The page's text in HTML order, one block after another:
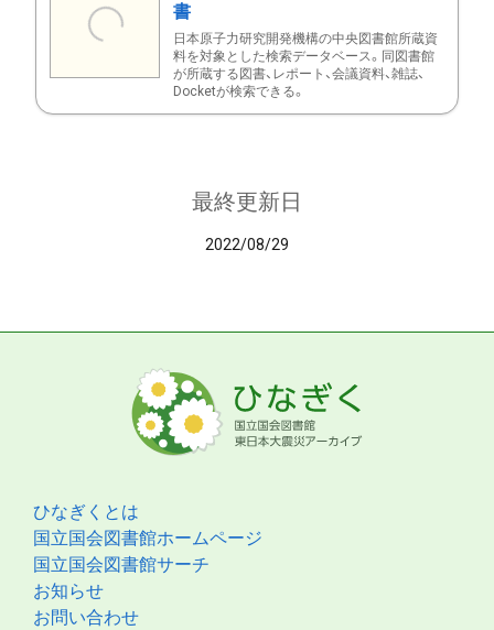
書
日本原子力研究開発機構の中央図書館所蔵資
料を対象とした検索データベース。同図書館
が所蔵する図書、レポート、会議資料、雑誌、
Docketが検索できる。
最終更新日
2022/08/29
ひなぎくとは
国立国会図書館ホームページ
国立国会図書館サーチ
お知らせ
お問い合わせ